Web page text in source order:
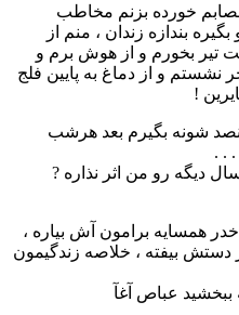
خورده بزنم مخاطب
بندازه زندان ، منم از
تیر بخورم و از هوش برم و
نشستم و از دماغ به پایین فلج
!
شونه بگیرم بعد هرشب
. .
دیگه رو من اثر نذاره ?
همسایه برامون آش بیاره ،
بیفته ، خلاصه زندگیمون
عباص آغآ